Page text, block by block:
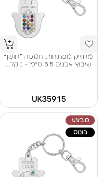
מחזיק מפתחות חמסה "חושן"
שיבוץ אבנים 5.5 ס"מ - ניקל...
UK35915
מבצע
בונוס